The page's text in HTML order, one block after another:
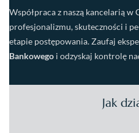
Współpraca z naszą kancelarią w
profesjonalizmu, skuteczności i
etapie postępowania. Zaufaj
Bankowego i odzyskaj kontrolę
Jak